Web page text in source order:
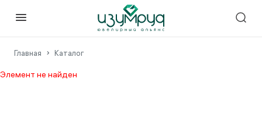
Главная Каталог
Элемент не найден